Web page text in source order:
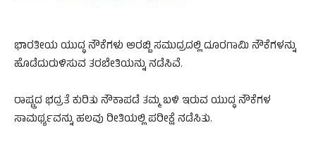
ಭಾರತೀಯ ಯುದ್ಧ ನೌಕೆಗಳು ಅರಬ್ಬಿ ಸಮುದ್ರದಲ್ಲಿ ದೂರಗಾಮಿ ನೌಕೆಗಳನ್ನು
ಹೊಡೆದುರುಳಿಸುವ ತರಬೇತಿಯನ್ನು ನಡೆಸಿವೆ.
ರಾಷ್ಟ್ರದ ಭದ್ರತೆ ಕುರಿತು ನೌಕಾಪಡೆ ತಮ್ಮ ಬಳಿ ಇರುವ ಯುದ್ಧ ನೌಕೆಗಳ
ಸಾಮರ್ಥ್ಯವನ್ನು ಹಲವು ರೀತಿಯಲ್ಲಿ ಪರೀಕ್ಷೆ ನಡೆಸಿತು.